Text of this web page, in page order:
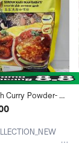
Curry Powder-
Ikan - Babas -